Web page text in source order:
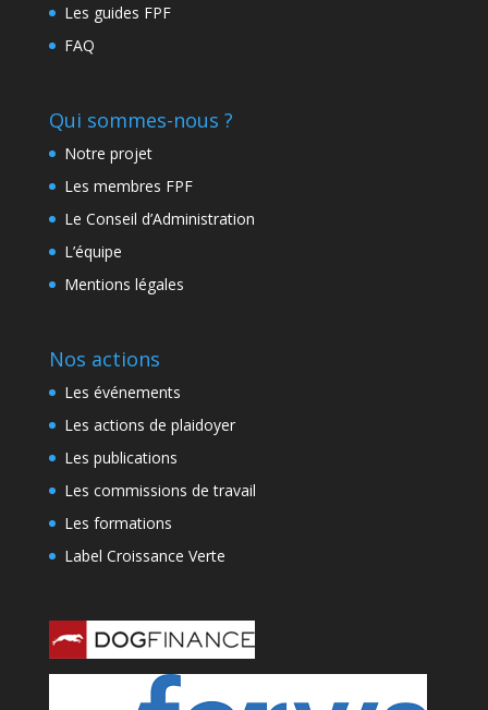
Les guides FPF
FAQ
Qui sommes-nous ?
Notre projet
Les membres FPF
Le Conseil d’Administration
L’équipe
Mentions légales
Nos actions
Les événements
Les actions de plaidoyer
Les publications
Les commissions de travail
Les formations
Label Croissance Verte